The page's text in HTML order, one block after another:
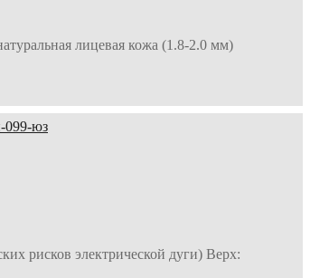
лицевая кожа (1.8-2.0 мм)
рисков электрической дуги) Верх: